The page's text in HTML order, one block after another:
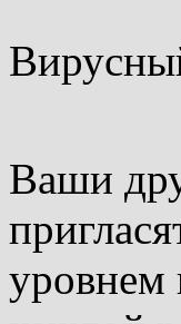
Ваши
уровнем